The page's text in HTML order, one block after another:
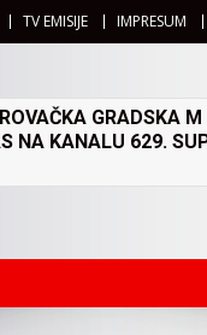
TV EMISIJE IMPRESUM
GRADSKA
NA KANALU 629.